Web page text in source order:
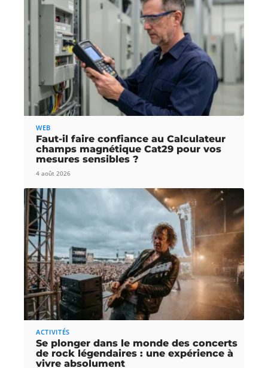
WEB
Faut-il faire confiance au Calculateur
champs magnétique Cat29 pour vos
mesures sensibles ?
4 août 2026
ACTIVITÉS
Se plonger dans le monde des concerts
de rock légendaires : une expérience à
vivre absolument